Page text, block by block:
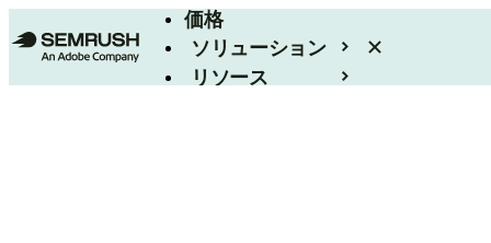
価格
ソリューション
リソース